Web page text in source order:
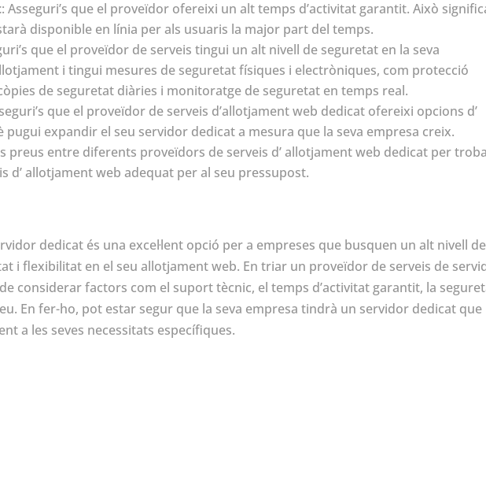
: Asseguri’s que el proveïdor ofereixi un alt temps d’activitat garantit. Això
disponible en línia per als usuaris la major part del temps.
que el proveïdor de serveis tingui un alt nivell de seguretat en la seva
i tingui mesures de seguretat físiques i electròniques, com protecció
de seguretat diàries i monitoratge de seguretat en temps real.
que el proveïdor de serveis d’allotjament web dedicat ofereixi opcions d’
pugui expandir el seu servidor dedicat a mesura que la seva empresa creix.
preus entre diferents proveïdors de serveis d’ allotjament web dedicat per
d’ allotjament web adequat per al seu pressupost.
dedicat és una excel·lent opció per a empreses que busquen un alt nivell de
i flexibilitat en el seu allotjament web. En triar un proveïdor de serveis de
considerar factors com el suport tècnic, el temps d’activitat garantit, la
En fer-ho, pot estar segur que la seva empresa tindrà un servidor dedicat que
a les seves necessitats específiques.